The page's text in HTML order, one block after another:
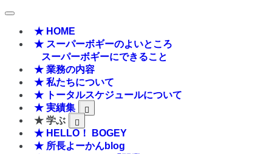
★ HOME
★ スーパーボギーのよいところ
スーパーボギーにできること
★ 業務の内容
★ 私たちについて
★ トータルスケジュールについて
★ 実績集
★ 学ぶ
★ HELLO！ BOGEY
★ 所長よーかんblog